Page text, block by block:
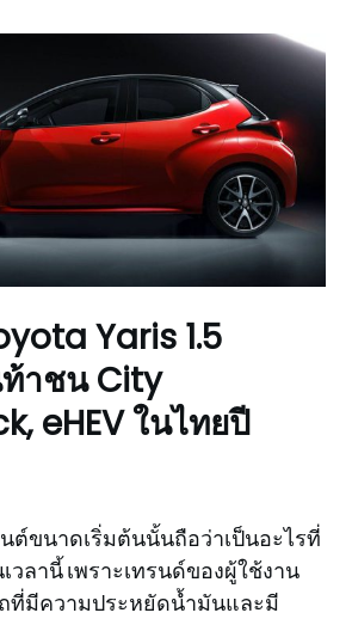
Yaris 1.5
าชน City
eHEV ในไทยปี
ต์ขนาดเริ่มต้นนั้นถือว่าเป็นอะไรที่
วลานี้ เพราะเทรนด์ของผู้ใช้งาน
ที่มีความประหยัดน้ำมันและมี